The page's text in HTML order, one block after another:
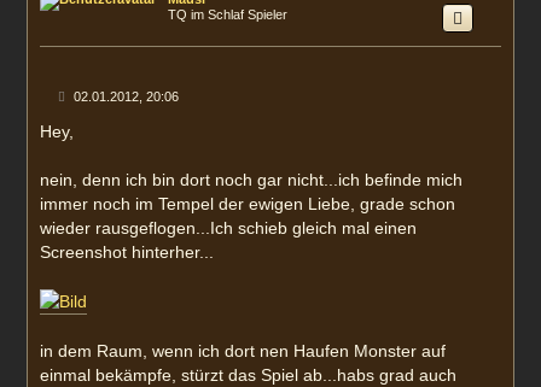
TQ im Schlaf Spieler
B
i
t
g
02.01.2012, 20:06
Hey,
nein, denn ich bin dort noch gar nicht...ich befinde mich
immer noch im Tempel der ewigen Liebe, grade schon
wieder rausgeflogen...Ich schieb gleich mal einen
Screenshot hinterher...
in dem Raum, wenn ich dort nen Haufen Monster auf
einmal bekämpfe, stürzt das Spiel ab...habs grad auch